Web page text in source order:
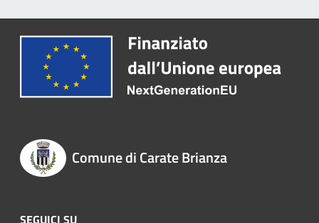
Comune di Carate Brianza